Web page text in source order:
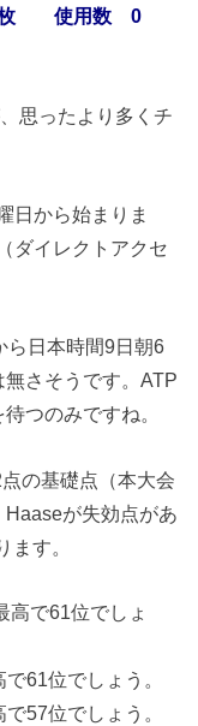
用数 0
思ったより多くチ
日から始まりま
ダイレクトアクセ
ら日本時間9日朝6
さそうです。ATP
つのみですね。
の基礎点（本大会
が失効点があ
ます。
で61位でしょ
61位でしょう。
57位でしょう。